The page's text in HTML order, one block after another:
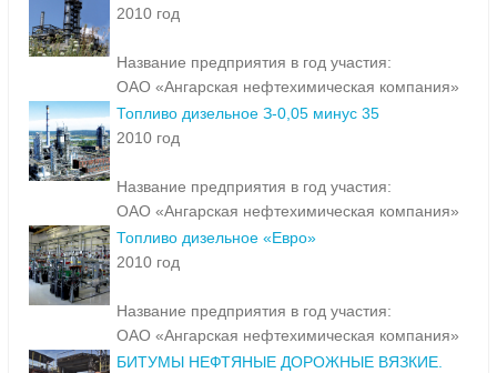
2010 год
Название предприятия в год участия:
ОАО «Ангарская нефтехимическая компания»
Топливо дизельное З-0,05 минус 35
2010 год
Название предприятия в год участия:
ОАО «Ангарская нефтехимическая компания»
Топливо дизельное «Евро»
2010 год
Название предприятия в год участия:
ОАО «Ангарская нефтехимическая компания»
БИТУМЫ НЕФТЯНЫЕ ДОРОЖНЫЕ ВЯЗКИЕ.